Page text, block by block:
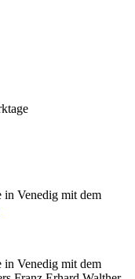
in Venedig mit dem
in Venedig mit dem